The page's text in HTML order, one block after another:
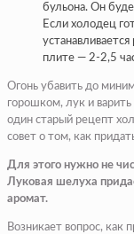
бульона. Он
Если холодец
плите — 2-2,5
Огонь убавить до
горошком, лук и
один старый рецепт
совет о том, как
Для этого нужно не
Луковая шелуха
аромат.
Возникает вопрос, как